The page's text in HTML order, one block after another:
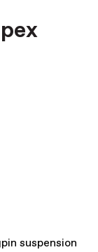
suspension